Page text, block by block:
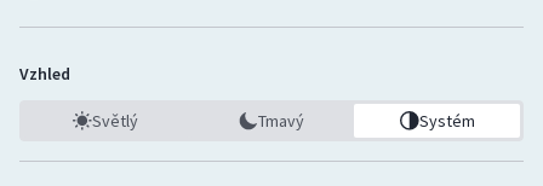
Vzhled
Světlý Tmavý Systém